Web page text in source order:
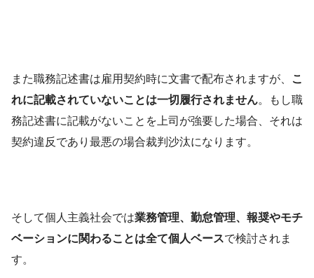
また職務記述書は雇用契約時に文書で配布されますが、
こ
れに記載されていないことは一切履行されません。もし職
務記述書に記載がないことを上司が強要した場合、それは
契約違反であり最悪の場合裁判沙汰になります。
そして個人主義社会では業務管理、勤怠管理、報奨やモチ
ベーションに関わることは全て個人ベースで検討されま
す。